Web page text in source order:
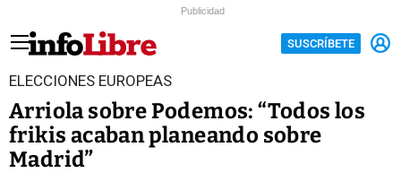
Publicidad
SUSCRÍBETE
ELECCIONES EUROPEAS
Arriola sobre Podemos: “Todos los
frikis acaban planeando sobre
Madrid”